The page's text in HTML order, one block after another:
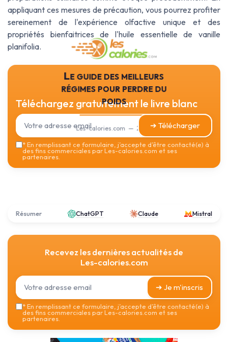
appliquant ces mesures de précaution, vous pourrez profiter
sereinement de l'expérience olfactive unique et des
propriétés bienfaitrices de l'huile essentielle de vanille
planifolia.
Le guide des meilleurs
régimes pour perdre du
poids
Les-calories.com — 2026
Téléchargez gratuitement le livre blanc
➔ Télécharger
*En remplissant ce formulaire, j’accepte d’être contacté(e) à
des fins commerciales par Les-calories.com et ses
partenaires.
Résumer ChatGPT Claude Mistral
Recevez les dernières actualités de
Les-calories.com
➔ Je m'inscris
*En remplissant ce formulaire, j’accepte d’être contacté(e) à
des fins commerciales par Les-calories.com et ses
partenaires.